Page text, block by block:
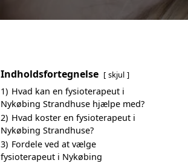
Indholdsfortegnelse skjul
1) Hvad kan en fysioterapeut i
Nykøbing Strandhuse hjælpe med?
2) Hvad koster en fysioterapeut i
Nykøbing Strandhuse?
3) Fordele ved at vælge
fysioterapeut i Nykøbing